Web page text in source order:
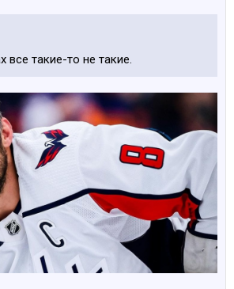
все такие-то не такие.